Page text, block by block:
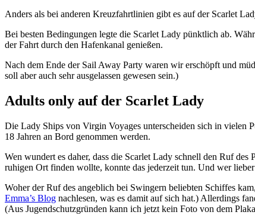
Anders als bei anderen Kreuzfahrtlinien gibt es auf der Scarlet
Bei besten Bedingungen legte die Scarlet Lady pünktlich ab.
der Fahrt durch den Hafenkanal genießen.
Nach dem Ende der Sail Away Party waren wir erschöpft und
soll aber auch sehr ausgelassen gewesen sein.)
Adults only auf der Scarlet Lady
Die Lady Ships von Virgin Voyages unterscheiden sich in vielen
18 Jahren an Bord genommen werden.
Wen wundert es daher, dass die Scarlet Lady schnell den Ruf
ruhigen Ort finden wollte, konnte das jederzeit tun. Und wer
Woher der Ruf des angeblich bei Swingern beliebten Schiffes
Emma’s Blog nachlesen, was es damit auf sich hat.) Allerdings
(Aus Jugendschutzgründen kann ich jetzt kein Foto von dem